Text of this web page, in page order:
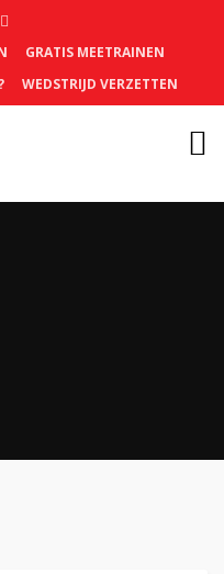
GRATIS MEETRAINEN
WEDSTRIJD VERZETTEN